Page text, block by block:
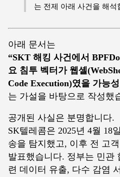
는 전제 아래 사건을 해석
아래 문서는
“SKT 해킹 사건에서
요 침투 벡터가 웹셸
Code Execution)였을 가능
는 가설을 바탕으로 작성했
공개된 사실은 분명합니다.
SK텔레콤은 2025년 4월 18
송을 탐지했고, 이후 전 고
발표했습니다. 정부는 민관
련 데이터 유출, 다수 감염